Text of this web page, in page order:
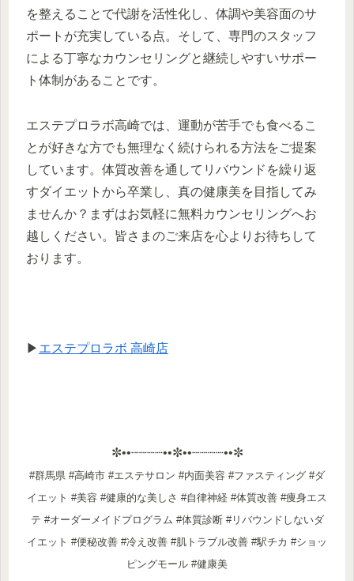
を整えることで代謝を活性化し、体調や美容面のサ
ポートが充実している点。そして、専門のスタッフ
による丁寧なカウンセリングと継続しやすいサポー
ト体制があることです。
エステプロラボ高崎では、運動が苦手でも食べるこ
とが好きな方でも無理なく続けられる方法をご提案
しています。体質改善を通してリバウンドを繰り返
すダイエットから卒業し、真の健康美を目指してみ
ませんか？まずはお気軽に無料カウンセリングへお
越しください。皆さまのご来店を心よりお待ちして
おります。
▶ エステプロラボ 高崎店
✼••┈┈┈┈••✼••┈┈┈┈••✼
#群馬県 #高崎市 #エステサロン #内面美容 #ファスティング #ダ
イエット #美容 #健康的な美しさ #自律神経 #体質改善 #痩身エス
テ #オーダーメイドプログラム #体質診断 #リバウンドしないダ
イエット #便秘改善 #冷え改善 #肌トラブル改善 #駅チカ #ショッ
ピングモール #健康美